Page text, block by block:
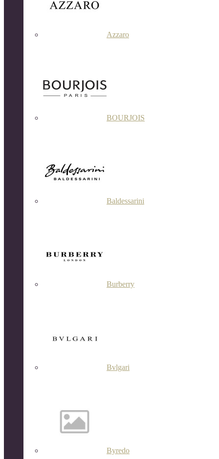
Azzaro
BOURJOIS
Baldessarini
Burberry
Bvlgari
Byredo